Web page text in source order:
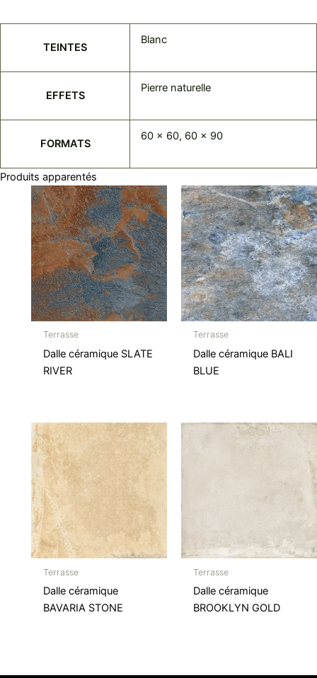
TEINTES
Blanc
EFFETS
Pierre naturelle
FORMATS
60 x 60, 60 x 90
Produits apparentés
Terrasse
Dalle céramique SLATE
RIVER
Terrasse
Dalle céramique BALI
BLUE
Terrasse
Dalle céramique
BAVARIA STONE
Terrasse
Dalle céramique
BROOKLYN GOLD